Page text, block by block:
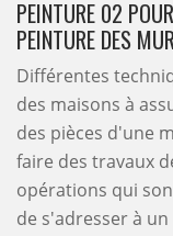
PEINTURE 02
PEINTURE DES
Différentes
des maisons à
des pièces d'une
faire des travaux
opérations qui
de s'adresser à